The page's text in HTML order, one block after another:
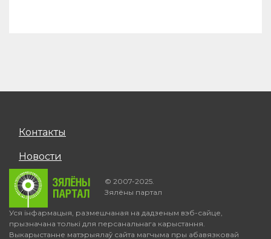
Контакты
Новости
© 2007-2025.
Зялёны партал
Уся інфармацыя, размешчаная на дадзеным вэб-сайце,
прызначана толькі для персанальнага карыстання.
Выкарыстанне матэрыялаў сайта магчыма пры абавязковай